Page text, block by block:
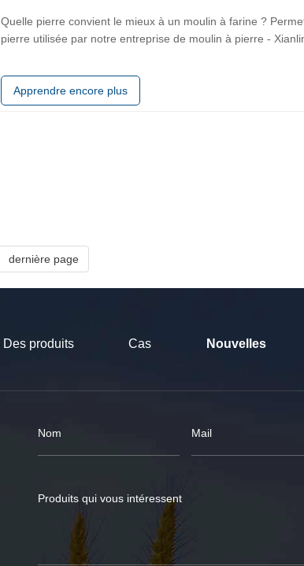
Quelle pierre convient le mieux à un moulin à farine ?
pierre utilisée par notre entreprise de moulin à pierre -
radioactive, et est…
Apprendre encore plus
dernière page
Des produits Cas Nouvelles